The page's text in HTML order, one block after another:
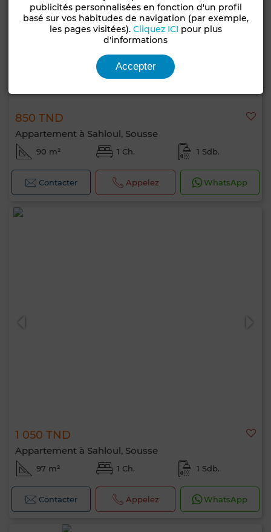
850 TND
Appartement à Sahloul, Sousse
90 m² 1 Ch. 1 Sdb.
Contacter Appelez WhatsApp
1 050 TND
Appartement à Sahloul, Sousse
97 m² 1 Ch. 1 Sdb.
Contacter Appelez WhatsApp
publicités personnalisées en fonction d'un profil
basé sur vos habitudes de navigation (par exemple,
les pages visitées). Cliquez ICI pour plus
d'informations
Accepter